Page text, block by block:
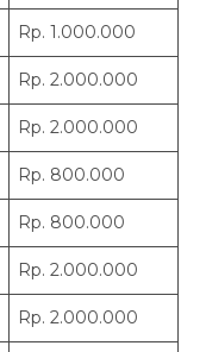
Rp. 1.000.000
Rp. 2.000.000
Rp. 2.000.000
Rp. 800.000
Rp. 800.000
Rp. 2.000.000
Rp. 2.000.000